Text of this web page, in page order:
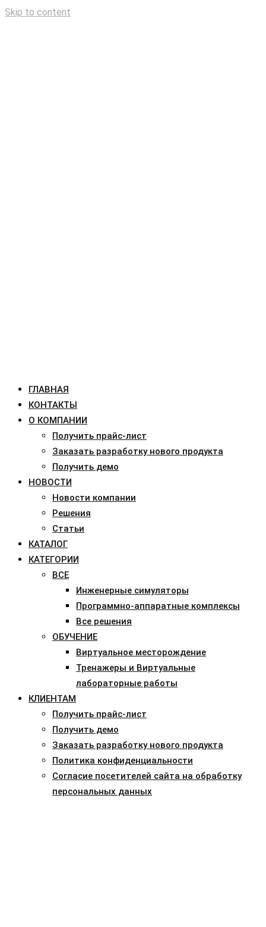
Skip to content
ГЛАВНАЯ
КОНТАКТЫ
О КОМПАНИИ
Получить прайс-лист
Заказать разработку нового продукта
Получить демо
НОВОСТИ
Новости компании
Решения
Статьи
КАТАЛОГ
КАТЕГОРИИ
ВСЕ
Инженерные симуляторы
Программно-аппаратные комплексы
Все решения
ОБУЧЕНИЕ
Виртуальное месторождение
Тренажеры и Виртуальные
лабораторные работы
КЛИЕНТАМ
Получить прайс-лист
Получить демо
Заказать разработку нового продукта
Политика конфиденциальности
Согласие посетителей сайта на обработку
персональных данных